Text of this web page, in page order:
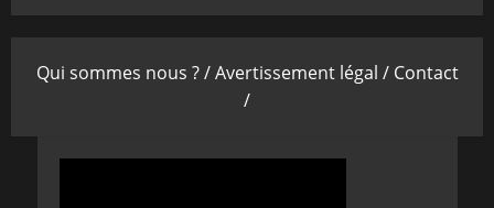
Qui sommes nous ? /Avertissement légal / Contact
/